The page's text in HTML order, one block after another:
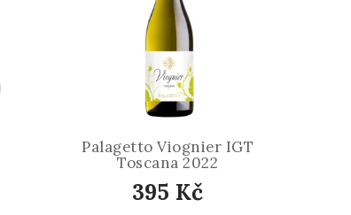
Palagetto Viognier IGT
Toscana 2022
395 Kč